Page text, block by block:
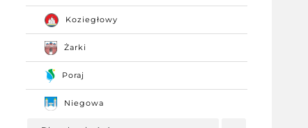
Koziegłowy
Żarki
Poraj
Niegowa